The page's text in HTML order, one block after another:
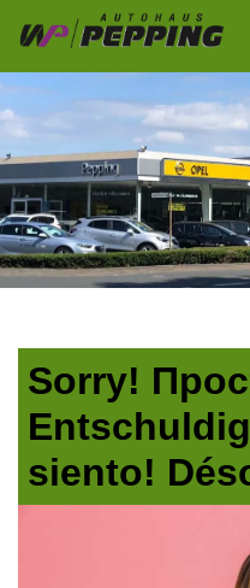
Sorry!
siento!